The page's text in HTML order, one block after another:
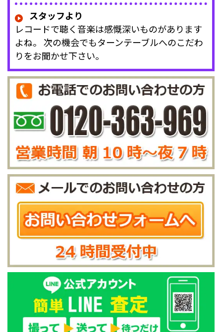
スタッフより
レコードで聴く音楽は感慨深いものがあります
よね。 次の機会でもターンテーブルへのこだわ
りをお聞かせ下さい。